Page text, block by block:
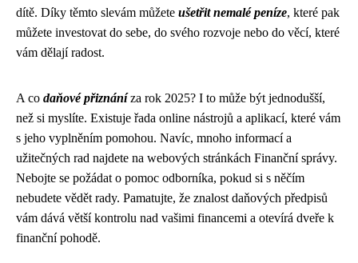
dítě. Díky těmto slevám můžete ušetřit nemalé peníze, které pak
můžete investovat do sebe, do svého rozvoje nebo do věcí, které
vám dělají radost.
A co daňové přiznáníza rok 2025? I to může být jednodušší,
než si myslíte. Existuje řada online nástrojů a aplikací, které vám
s jeho vyplněním pomohou. Navíc, mnoho informací a
užitečných rad najdete na webových stránkách Finanční správy.
Nebojte se požádat o pomoc odborníka, pokud si s něčím
nebudete vědět rady. Pamatujte, že znalost daňových předpisů
vám dává větší kontrolu nad vašimi financemi a otevírá dveře k
finanční pohodě.